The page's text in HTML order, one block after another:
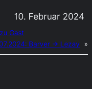
10. Februar 2024
Gast
Barver → Lezay »